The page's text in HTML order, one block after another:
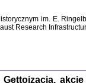
POSIADAĆ DOM POD
im. E.
Research